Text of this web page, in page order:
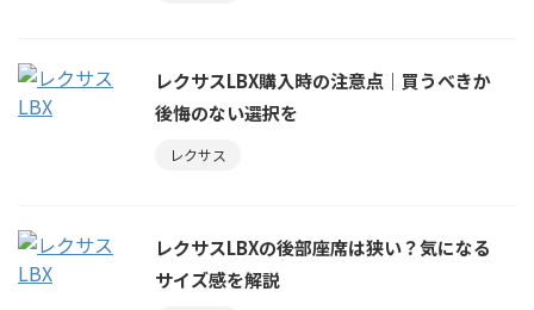
レクサスLBX購入時の注意点｜買うべきか
後悔のない選択を
レクサス
レクサスLBXの後部座席は狭い？気になる
サイズ感を解説